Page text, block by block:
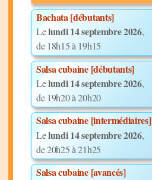
Bachata [débutants]
Lelundi 14 septembre 2026,
de 18h15 à 19h15
Salsa cubaine [débutants]
Lelundi 14 septembre 2026,
de 19h20 à 20h20
Salsa cubaine [intermédiaires]
Lelundi 14 septembre 2026,
de 20h25 à 21h25
Salsa cubaine [avancés]